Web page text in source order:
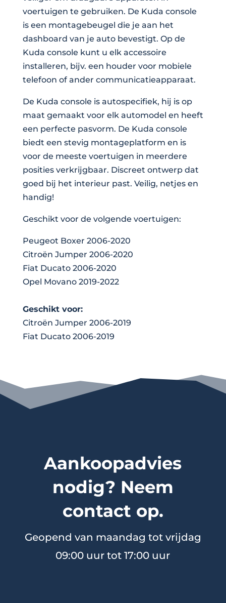
voertuigen te gebruiken. De Kuda console
is een montagebeugel die je aan het
dashboard van je auto bevestigt. Op de
Kuda console kunt u elk accessoire
installeren, bijv. een houder voor mobiele
telefoon of ander communicatieapparaat.
De Kuda console is autospecifiek, hij is op
maat gemaakt voor elk automodel en heeft
een perfecte pasvorm. De Kuda console
biedt een stevig montageplatform en is
voor de meeste voertuigen in meerdere
posities verkrijgbaar. Discreet ontwerp dat
goed bij het interieur past. Veilig, netjes en
handig!
Geschikt voor de volgende voertuigen:
Peugeot Boxer 2006-2020
Citroën Jumper 2006-2020
Fiat Ducato 2006-2020
Opel Movano 2019-2022
Geschikt voor:
Citroën Jumper 2006-2019
Fiat Ducato 2006-2019
Aankoopadvies
nodig? Neem
contact op.
Geopend van maandag tot vrijdag
09:00 uur tot 17:00 uur